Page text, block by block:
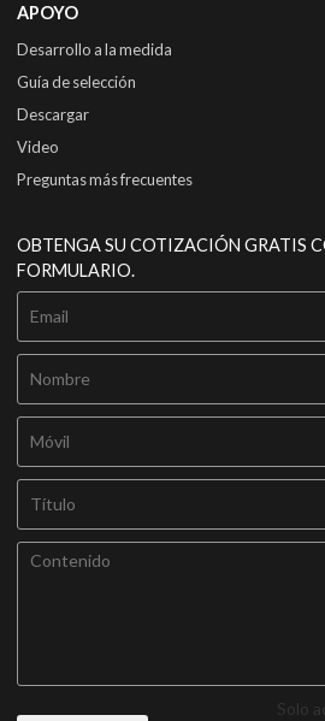
APOYO
Desarrollo a la medida
Guía de selección
Descargar
Video
Preguntas más frecuentes
OBTENGA SU COTIZACIÓN GRATIS
FORMULARIO.
Solo